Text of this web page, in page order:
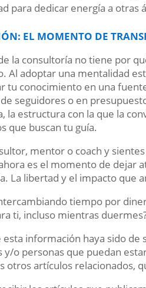
para dedicar energía a otras
EL MOMENTO DE
la consultoría no tiene por
Al adoptar una mentalidad
tu conocimiento en una
seguidores o en
la estructura con la que la
que buscan tu guía.
mentor o coach y
es el momento de dejar
La libertad y el impacto que
tiempo por
ti, incluso mientras
esta información haya sido
y/o personas que puedan
otros artículos relacionados,